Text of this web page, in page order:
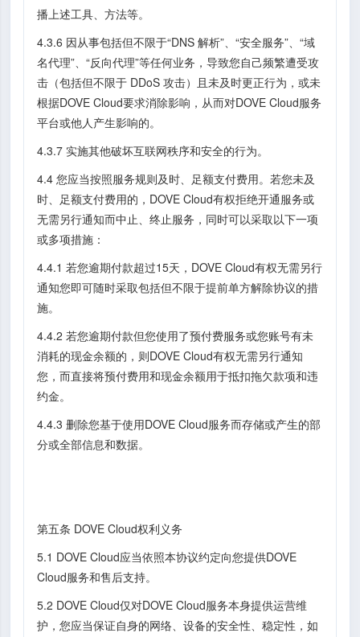
播上述工具、方法等。
4.3.6 因从事包括但不限于“DNS 解析”、“安全服务”、“域
名代理”、“反向代理”等任何业务，导致您自己频繁遭受攻
击（包括但不限于 DDoS 攻击）且未及时更正行为，或未
根据DOVE Cloud要求消除影响，从而对DOVE Cloud服务
平台或他人产生影响的。
4.3.7 实施其他破坏互联网秩序和安全的行为。
4.4 您应当按照服务规则及时、足额支付费用。若您未及
时、足额支付费用的，DOVE Cloud有权拒绝开通服务或
无需另行通知而中止、终止服务，同时可以采取以下一项
或多项措施：
4.4.1 若您逾期付款超过15天，DOVE Cloud有权无需另行
通知您即可随时采取包括但不限于提前单方解除协议的措
施。
4.4.2 若您逾期付款但您使用了预付费服务或您账号有未
消耗的现金余额的，则DOVE Cloud有权无需另行通知
您，而直接将预付费用和现金余额用于抵扣拖欠款项和违
约金。
4.4.3 删除您基于使用DOVE Cloud服务而存储或产生的部
分或全部信息和数据。
第五条 DOVE Cloud权利义务
5.1 DOVE Cloud应当依照本协议约定向您提供DOVE
Cloud服务和售后支持。
5.2 DOVE Cloud仅对DOVE Cloud服务本身提供运营维
护，您应当保证自身的网络、设备的安全性、稳定性，如